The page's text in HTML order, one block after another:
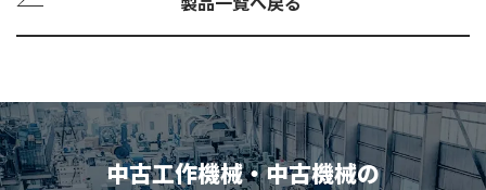
中古工作機械・中古機械の